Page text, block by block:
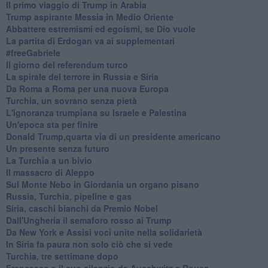
Il primo viaggio di Trump in Arabia
Trump aspirante Messia in Medio Oriente
Abbattere estremismi ed egoismi, se Dio vuole
La partita di Erdogan va ai supplementari
#freeGabriele
Il giorno del referendum turco
La spirale del terrore in Russia e Siria
Da Roma a Roma per una nuova Europa
Turchia, un sovrano senza pietà
L'ignoranza trumpiana su Israele e Palestina
Un'epoca sta per finire
Donald Trump,quarta via di un presidente americano
Un presente senza futuro
La Turchia a un bivio
Il massacro di Aleppo
Sul Monte Nebo in Giordania un organo pisano
Russia, Turchia, pipeline e gas
Siria, caschi bianchi da Premio Nobel
Dall'Ungheria il semaforo rosso ai Trump
Da New York e Assisi voci unite nella solidarietà
In Siria fa paura non solo ciò che si vede
Turchia, tre settimane dopo